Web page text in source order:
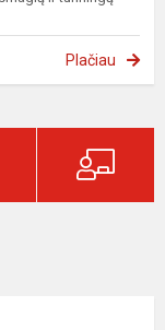
Plačiau